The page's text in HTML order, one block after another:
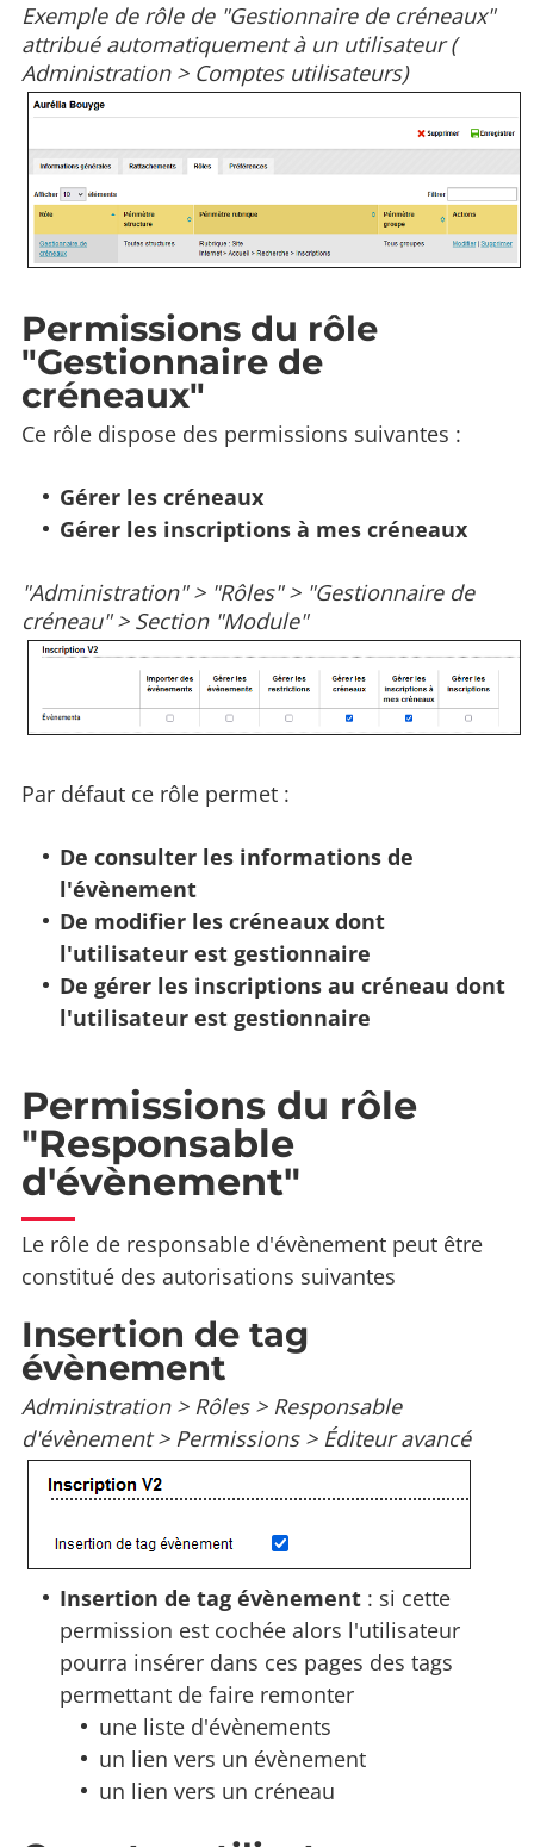
Exemple de rôle de "Gestionnaire de créneaux"
attribué automatiquement à un utilisateur (
Administration > Comptes utilisateurs)
Permissions du rôle
"Gestionnaire de
créneaux"
Ce rôle dispose des permissions suivantes :
Gérer les créneaux
Gérer les inscriptions à mes créneaux
"Administration" > "Rôles" > "Gestionnaire de
créneau" > Section "Module"
Par défaut ce rôle permet :
De consulter les informations de
l'évènement
De modifier les créneaux dont
l'utilisateur est gestionnaire
De gérer les inscriptions au créneau dont
l'utilisateur est gestionnaire
Permissions du rôle
"Responsable
d'évènement"
Le rôle de responsable d'évènement peut être
constitué des autorisations suivantes
Insertion de tag
évènement
Administration > Rôles > Responsable
d'évènement > Permissions > Éditeur avancé
Insertion de tag évènement : si cette
permission est cochée alors l'utilisateur
pourra insérer dans ces pages des tags
permettant de faire remonter
une liste d'évènements
un lien vers un évènement
un lien vers un créneau